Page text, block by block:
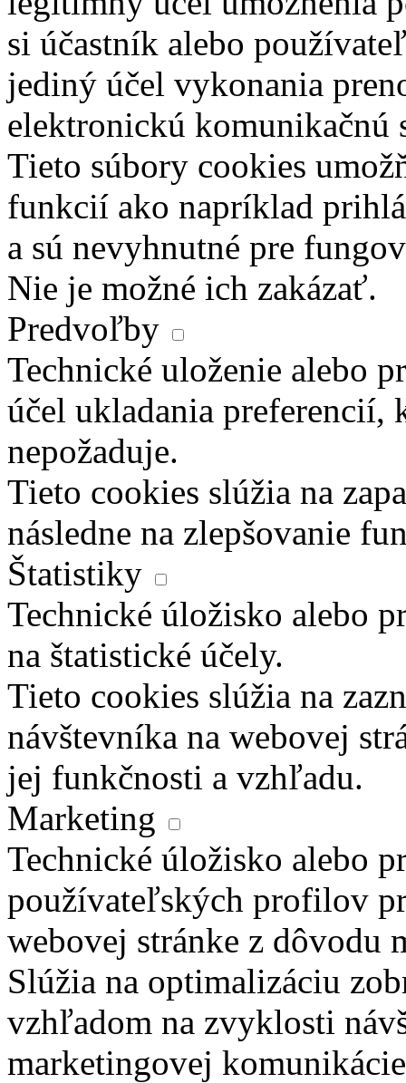
si účastník alebo
jediný účel vykonania
elektronickú komunikačnú
Tieto súbory cookies
funkcií ako napríklad
a sú nevyhnutné pre
Nie je možné ich zakázať.
Predvoľby
Technické uloženie alebo
účel ukladania preferencií,
nepožaduje.
Tieto cookies slúžia na
následne na zlepšovanie
Štatistiky
Technické úložisko alebo
na štatistické účely.
Tieto cookies slúžia na
návštevníka na webovej
jej funkčnosti a vzhľadu.
Marketing
Technické úložisko alebo
používateľských profilov
webovej stránke z dôvodu
Slúžia na optimalizáciu
vzhľadom na zvyklosti
marketingovej